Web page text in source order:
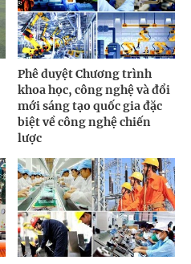
Phê duyệt Chương trình
khoa học, công nghệ và đổi
mới sáng tạo quốc gia đặc
biệt về công nghệ chiến
lược